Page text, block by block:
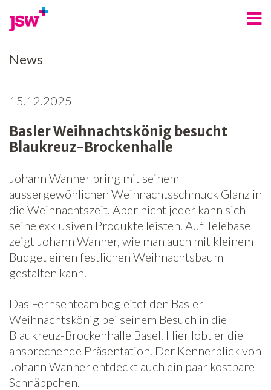
Angebote
Über uns
Spenden
Jobs
News
Newsletter
News
15.12.2025
Basler Weihnachtskönig besucht
Blaukreuz-Brockenhalle
Johann Wanner bring mit seinem
aussergewöhlichen Weihnachtsschmuck Glanz in
die Weihnachtszeit. Aber nicht jeder kann sich
seine exklusiven Produkte leisten. Auf Telebasel
zeigt Johann Wanner, wie man auch mit kleinem
Budget einen festlichen Weihnachtsbaum
gestalten kann.
Das Fernsehteam begleitet den Basler
Weihnachtskönig bei seinem Besuch in die
Blaukreuz-Brockenhalle Basel. Hier lobt er die
ansprechende Präsentation. Der Kennerblick von
Johann Wanner entdeckt auch ein paar kostbare
Schnäppchen.